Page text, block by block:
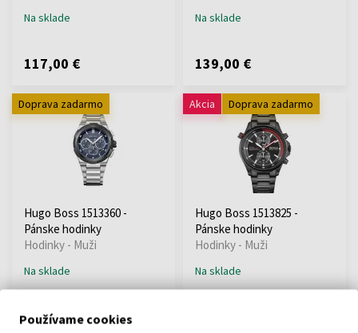
Na sklade
117,00 €
Na sklade
139,00 €
Doprava zadarmo
Hugo Boss 1513360 -
Pánske hodinky
Hodinky - Muži
Na sklade
129,00 €
Akcia Doprava zadarmo
Hugo Boss 1513825 -
Pánske hodinky
Hodinky - Muži
Na sklade
Používame cookies